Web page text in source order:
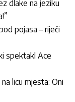
dlake na jeziku
pojasa – riječi
spektakl Ace
licu mjesta: Oni